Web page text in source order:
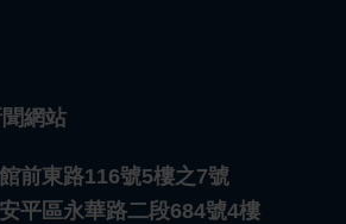
網站
前東路116號5樓之7號
平區永華路二段684號4樓